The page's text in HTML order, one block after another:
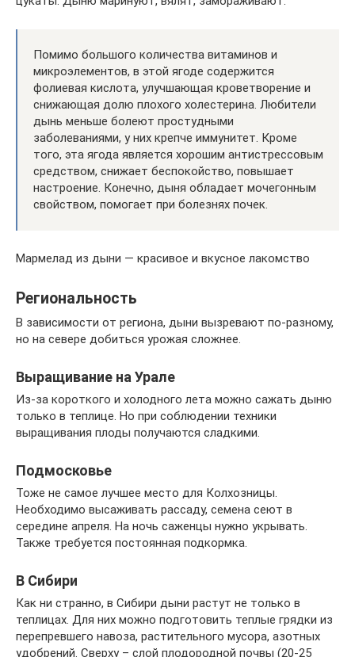
Помимо большого количества витаминов и
микроэлементов, в этой ягоде содержится
фолиевая кислота, улучшающая кроветворение и
снижающая долю плохого холестерина. Любители
дынь меньше болеют простудными
заболеваниями, у них крепче иммунитет. Кроме
того, эта ягода является хорошим антистрессовым
средством, снижает беспокойство, повышает
настроение. Конечно, дыня обладает мочегонным
свойством, помогает при болезнях почек.
Мармелад из дыни — красивое и вкусное лакомство
Региональность
В зависимости от региона, дыни вызревают по-разному,
но на севере добиться урожая сложнее.
Выращивание на Урале
Из-за короткого и холодного лета можно сажать дыню
только в теплице. Но при соблюдении техники
выращивания плоды получаются сладкими.
Подмосковье
Тоже не самое лучшее место для Колхозницы.
Необходимо высаживать рассаду, семена сеют в
середине апреля. На ночь саженцы нужно укрывать.
Также требуется постоянная подкормка.
В Сибири
Как ни странно, в Сибири дыни растут не только в
теплицах. Для них можно подготовить теплые грядки из
перепревшего навоза, растительного мусора, азотных
удобрений. Сверху – слой плодородной почвы (20-25